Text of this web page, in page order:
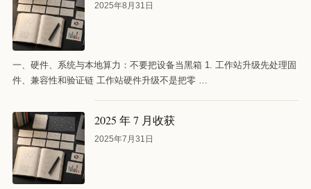
2025年8月31日
一、硬件、系统与本地算力：不要把设备当黑箱 1. 工作站升级先处理固
件、兼容性和验证链 工作站硬件升级不是把零 …
2025 年 7 月收获
2025年7月31日